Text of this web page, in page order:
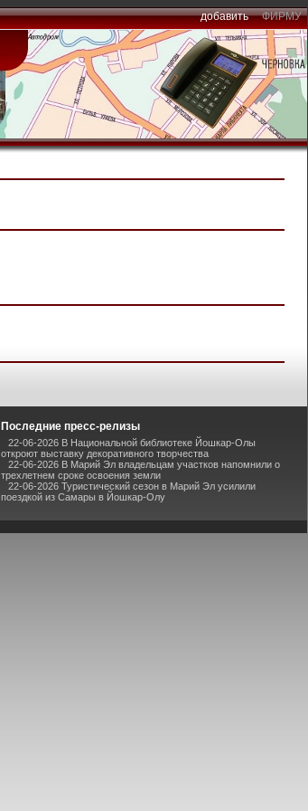
добавить ФИРМУ
Последние пресс-релизы
22-06-2026 В Национальной библиотеке Йошкар-Олы
откроют выставку декоративного творчества
22-06-2026 В Марий Эл владельцам участков напомнили о
трехлетнем сроке освоения земли
22-06-2026 Туристический сезон в Марий Эл усилили
поездкой из Самары в Йошкар-Олу